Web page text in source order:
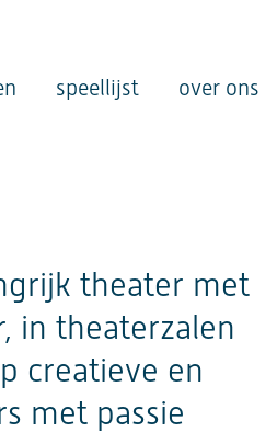
speellijst over ons
theater met
in theaterzalen
creatieve en
met passie